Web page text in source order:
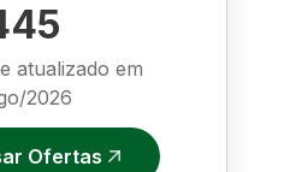
atualizado em
2026
Ofertas